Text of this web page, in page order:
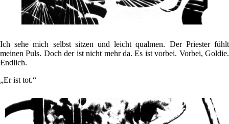
Ich sehe mich selbst sitzen und leicht qualmen. Der Priester fühlt
meinen Puls. Doch der ist nicht mehr da. Es ist vorbei. Vorbei, Goldie.
Endlich.
„Er ist tot.“